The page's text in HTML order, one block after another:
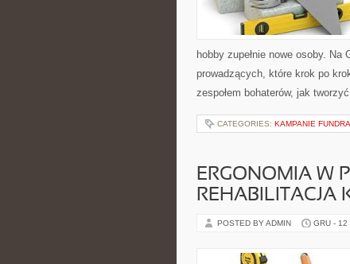
hobby zupełnie nowe osoby.
prowadzących, które krok po
zespołem bohaterów, jak
CATEGORIES: KAMPANIE
ERGONOMIA W
REHABILITACJA
POSTED BY ADMIN GRU - 12